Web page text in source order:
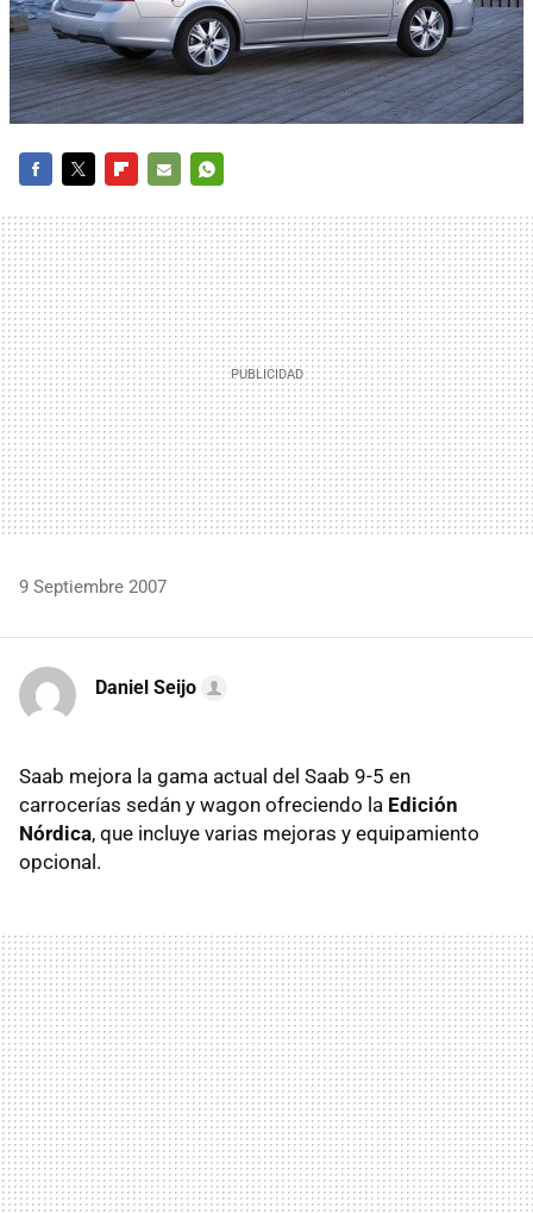
MAIL
9 Septiembre 2007
Daniel Seijo
Saab mejora la gama actual del Saab 9-5 en
carrocerías sedán y wagon ofreciendo la Edición
Nórdica, que incluye varias mejoras y equipamiento
opcional.